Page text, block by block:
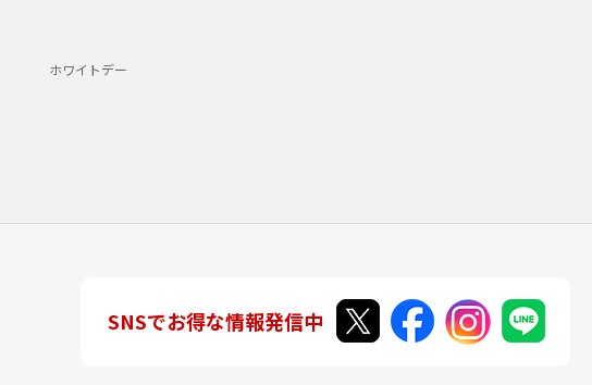
ホワイトデー
SNSでお得な情報発信中